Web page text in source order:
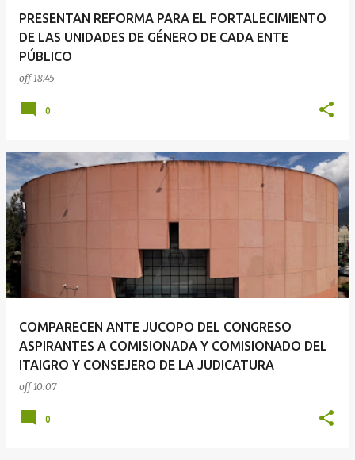
PRESENTAN REFORMA PARA EL FORTALECIMIENTO
DE LAS UNIDADES DE GÉNERO DE CADA ENTE
PÚBLICO
off18:45
0
COMPARECEN ANTE JUCOPO DEL CONGRESO
ASPIRANTES A COMISIONADA Y COMISIONADO DEL
ITAIGRO Y CONSEJERO DE LA JUDICATURA
off10:07
0